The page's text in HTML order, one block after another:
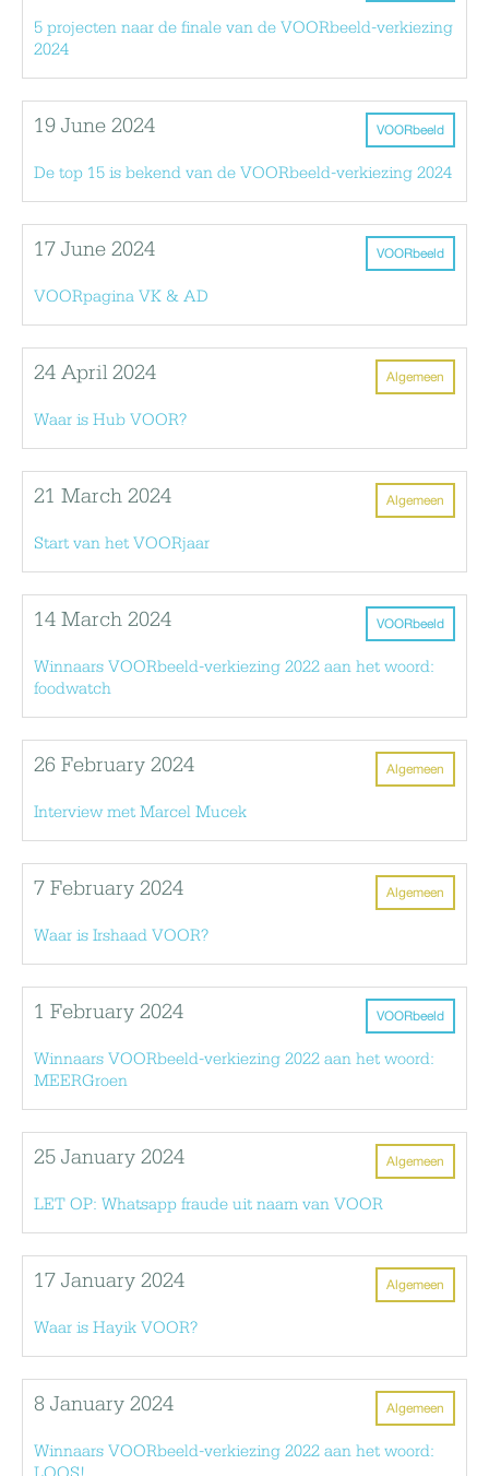
5 projecten naar de finale van de VOORbeeld-verkiezing
2024
VOORbeeld
19 June 2024
De top 15 is bekend van de VOORbeeld-verkiezing 2024
VOORbeeld
17 June 2024
VOORpagina VK & AD
Algemeen
24 April 2024
Waar is Hub VOOR?
Algemeen
21 March 2024
Start van het VOORjaar
VOORbeeld
14 March 2024
Winnaars VOORbeeld-verkiezing 2022 aan het woord:
foodwatch
Algemeen
26 February 2024
Interview met Marcel Mucek
Algemeen
7 February 2024
Waar is Irshaad VOOR?
VOORbeeld
1 February 2024
Winnaars VOORbeeld-verkiezing 2022 aan het woord:
MEERGroen
Algemeen
25 January 2024
LET OP: Whatsapp fraude uit naam van VOOR
Algemeen
17 January 2024
Waar is Hayik VOOR?
Algemeen
8 January 2024
Winnaars VOORbeeld-verkiezing 2022 aan het woord: